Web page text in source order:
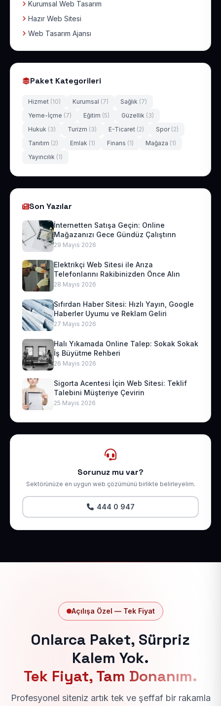
Kurumsal Web Tasarım
Hazır Web Sitesi
Web Tasarım Ajansı
Paket Kategorileri
Hizmet (10) Kurumsal (7) Sağlık (7)
Yeme-İçme (7) Eğitim (5) Güzellik (3)
Hukuk (3) Turizm (3) E-Ticaret (2) Spor (2)
Tanıtım (2) Emlak (1) Finans (1) Mağaza (1)
Yayıncılık (1)
Son Yazılar
İnternetten Satışa Geçin: Online
Mağazanızı Gece Gündüz Çalıştırın
29 Mayıs 2026
Elektrikçi Web Sitesi ile Arıza
Telefonlarını Rakibinizden Önce Alın
28 Mayıs 2026
Sıfırdan Haber Sitesi: Hızlı Yayın, Google
Haberler Uyumu ve Reklam Geliri
27 Mayıs 2026
Halı Yıkamada Online Talep: Sokak Sokak
İş Büyütme Rehberi
26 Mayıs 2026
Sigorta Acentesi İçin Web Sitesi: Teklif
Talebini Müşteriye Çevirin
25 Mayıs 2026
Sorunuz mu var?
Sektörünüze en uygun web çözümünü birlikte belirleyelim.
444 0 947
Açılışa Özel — Tek Fiyat
Onlarca Paket, Sürpriz
Kalem Yok.
Tek Fiyat, Tam Donanım.
Profesyonel siteniz artık tek ve şeffaf bir rakamla